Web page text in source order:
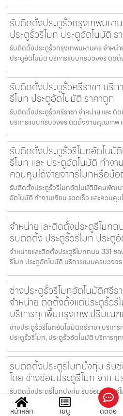
รับติดตั้งประตูรั้วกรุงเทพมห
ประตูรั้วรีโมท ประตูอัตโนมัติ ร
รับติดตั้งประตูรั้วกรุงเทพมหานคร จำหน่า
ประตูอัตโนมัติ บริการแบบครบวงจร ติด
รับติดตั้งประตูรั้วศรีราชา บริ
รีโมท ประตูอัตโนมัติ ราคาถูก
รับติดตั้งประตูรั้วศรีราชา จำหน่าย และ ติ
บริการแบบครบวงจร ติดตั้งงานคุณภาพ แ
รับติดตั้งประตูรั้วรีโมทอัตโน
รีโมท และ ประตูอัตโนมัติ ทำงา
ควบคุมได้ง่ายจากรีโมทหรือมื
รับติดตั้งประตูรั้วรีโมทอัตโนมัตินิคมพัฒนา
อัตโนมัติ ทำงานเงียบ รวดเร็ว และควบคุม
จำหน่ายและติดตั้งประตูรีโมท
รับติดตั้ง ประตูรั้วรีโมท ประตู
จำหน่ายและติดตั้งประตูรีโมทถนน 331 ช
รีโมท ประตูอัตโนมัติ บริการแบบครบวงจ
ช่างประตูรั้วรีโมทอัตโนมัติศรีร
จำหน่าย ติดตั้งตั้งแต่ประตูรั้วรี
บริการทุกพื้นกรุงเทพ ปริมณฑ
ช่างประตูรั้วรีโมทอัตโนมัติศรีราชา บริก
ประตูรั้วรีโมท, ประตูรั้วอัตโนมัติ บริการทุ
รับติดตั้งประตูรีโมทบึงกุ่ม รับ
โดย ช่างซ่อมประตูรีโมท จาก
รับติดตั้งประตูรีโมทบึงกุ่ม รับซ่อมประตูรี
รีโมท จาก ประตูรั้วรีโมท.com — รับติดตั้ง
หน้าหลัก
เมนู ติดต่อ